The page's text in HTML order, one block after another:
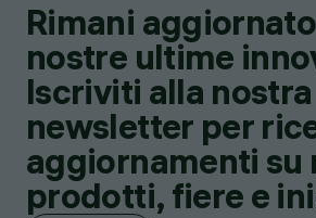
Rimani
nostre ultime
Iscriviti alla nostra
newsletter per
aggiornamenti su
prodotti, fiere e